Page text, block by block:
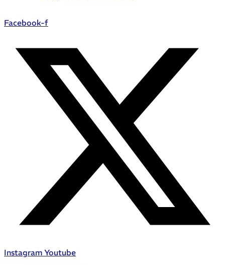
Facebook-f
Instagram Youtube